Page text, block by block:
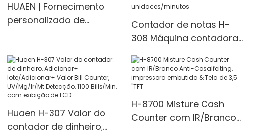
HUAEN | Fornecimento
personalizado de
Contador de notas H-
308 Máquina contadora
UV/MG/IR Det Modos
multifuncionais 1100
unidades/minutos
Huaen H-307 Valor do
contador de dinheiro,
H-8700 Misture Cash
Counter com IR/Branco